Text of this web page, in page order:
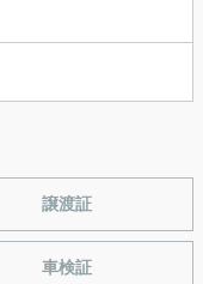
譲渡証
車検証